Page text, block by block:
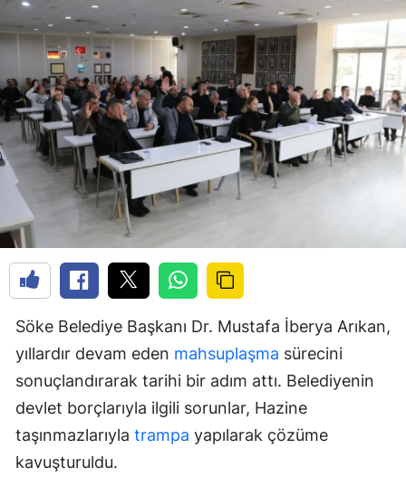
Söke Belediye Başkanı Dr. Mustafa İberya Arıkan,
yıllardır devam eden mahsuplaşma sürecini
sonuçlandırarak tarihi bir adım attı. Belediyenin
devlet borçlarıyla ilgili sorunlar, Hazine
taşınmazlarıyla trampa yapılarak çözüme
kavuşturuldu.